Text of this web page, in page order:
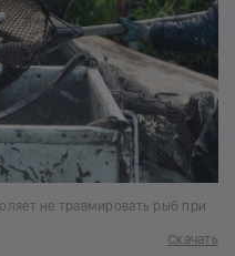
не травмировать рыб при
Скачать